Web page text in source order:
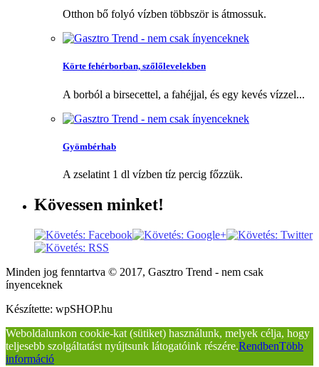
Otthon bő folyó vízben többször is átmossuk.
Körte fehérborban, szőlőlevelekben
A borból a birsecettel, a fahéjjal, és egy kevés vízzel...
Gyömbérhab
A zselatint 1 dl vízben tíz percig főzzük.
Kövessen minket!
Minden jog fenntartva © 2017, Gasztro Trend - nem csak
ínyenceknek
Készítette: wpSHOP.hu
Weboldalunkon cookie-kat (sütiket) használunk, melyek célja, hogy
teljesebb szolgáltatást nyújtsunk látogatóink részére.RendbenTöbb
információ